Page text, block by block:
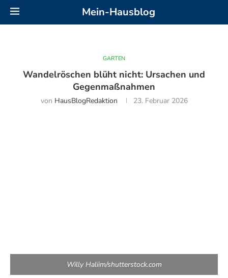
Mein-Hausblog
GARTEN
Wandelröschen blüht nicht: Ursachen und
Gegenmaßnahmen
von HausBlogRedaktion 23. Februar 2026
Willy Haliim/shutterstock.com